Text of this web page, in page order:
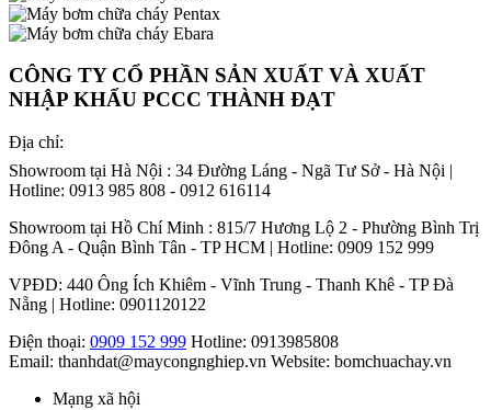
CÔNG TY CỔ PHẦN SẢN XUẤT VÀ XUẤT
NHẬP KHẨU PCCC THÀNH ĐẠT
Địa chỉ:
Showroom tại Hà Nội : 34 Đường Láng - Ngã Tư Sở - Hà Nội |
Hotline: 0913 985 808 - 0912 616114
Showroom tại Hồ Chí Minh : 815/7 Hương Lộ 2 - Phường Bình Trị
Đông A - Quận Bình Tân - TP HCM | Hotline: 0909 152 999
VPĐD: 440 Ông Ích Khiêm - Vĩnh Trung - Thanh Khê - TP Đà
Nẵng | Hotline: 0901120122
Điện thoại: 0909 152 999 Hotline: 0913985808
Email: thanhdat@maycongnghiep.vn Website: bomchuachay.vn
Mạng xã hội